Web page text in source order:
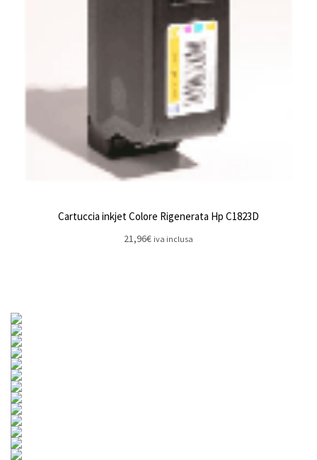
Cartuccia inkjet Colore Rigenerata Hp C1823D
21,96€ iva inclusa